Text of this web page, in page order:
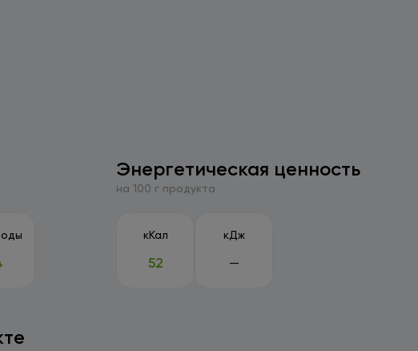
Энергетическая ценность
на 100 г продукта
кКал
52
кДж
—